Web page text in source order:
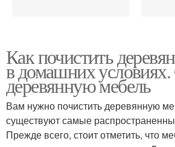
мебельных гарнитуров
Как почистить
в домашних
деревянную мебель
Вам нужно почистить деревянную
существуют самые
Прежде всего, стоит отметить, что